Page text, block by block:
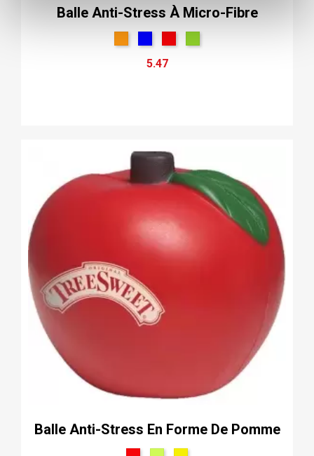
Balle Anti-Stress À Micro-Fibre
5.47
Balle Anti-Stress En Forme De Pomme